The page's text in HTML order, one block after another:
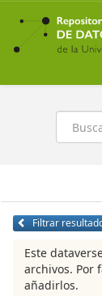
Ir
contenido
principal
Buscar
Filtrar
Este
archivos. Por
añadirlos.